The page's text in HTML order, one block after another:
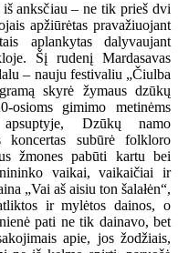
iš anksčiau – ne tik prieš dvi
apžiūrėtas pravažiuojant
aplankytas dalyvaujant
Šį rudenį Mardasavas
– nauju festivaliu „Čiulba
skyrė žymaus dzūkų
osioms gimimo metinėms
Dzūkų namo
koncertas subūrė folkloro
žmones pabūti kartu bei
vaikai, vaikaičiai ir
„Vai aš aisiu ton šalałėn“,
ir mylėtos dainos, o
pati ne tik dainavo, bet
apie, jos žodžiais,